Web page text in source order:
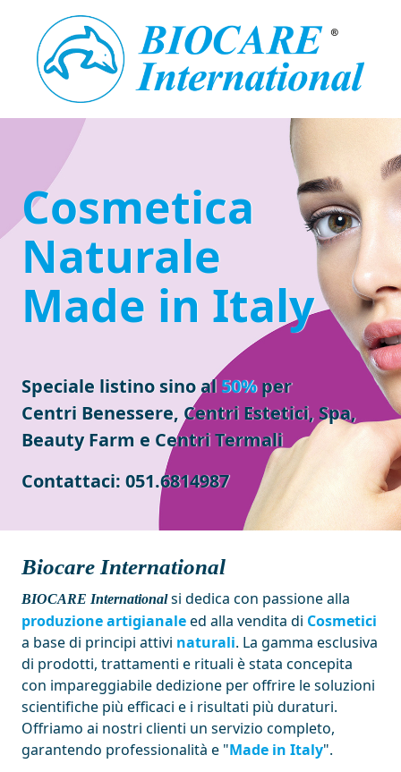
Cosmetica
Naturale
Made in Italy
Speciale listino sino al 50%per
Centri Benessere, Centri Estetici, Spa,
Beauty Farm e Centri Termali
Contattaci: 051.6814987
Biocare International
BIOCARE Internationalsi dedica con passione alla
produzione artigianaleed alla vendita di Cosmetici
a base di principi attivi naturali. La gamma esclusiva
di prodotti, trattamenti e rituali è stata concepita
con impareggiabile dedizione per offrire le soluzioni
scientifiche più efficaci e i risultati più duraturi.
Offriamo ai nostri clienti un servizio completo,
garantendo professionalità e "Made in Italy".